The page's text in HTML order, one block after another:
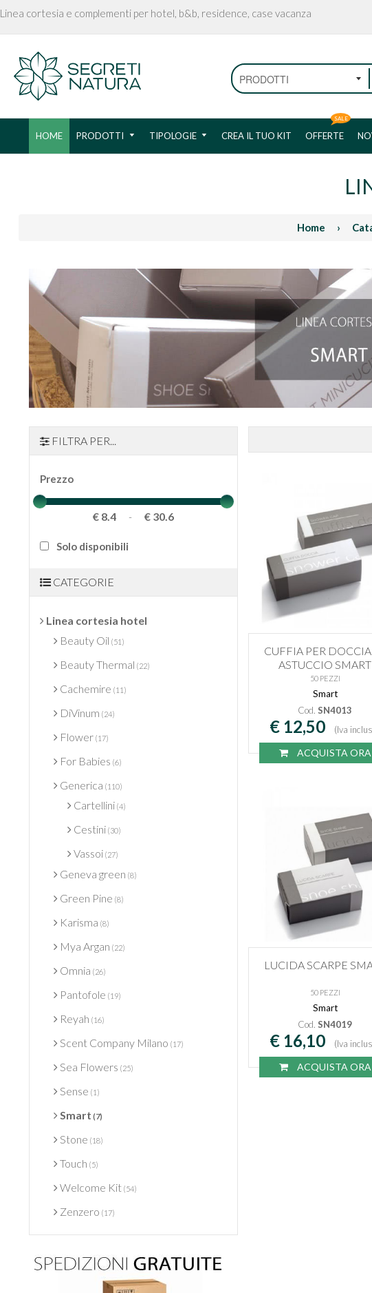
Linea cortesia e complementi per hotel, b&b, residence, case vacanza
HOME PRODOTTI TIPOLOGIE CREA IL TUO KIT OFFERTE
SALE
Home ›
CUFFIA PER
ASTUCCIO SMART
50 PEZZI
Smart
Cod.SN4013
€ 12,50 (Iva
ACQUISTA ORA
LUCIDA SCARPE
50 PEZZI
Smart
Cod.SN4019
€ 16,10 (Iva
ACQUISTA ORA
FILTRA PER...
Prezzo
€ 8.4 - € 30.6
Solo disponibili
CATEGORIE
Linea cortesia hotel
Beauty Oil (51)
Beauty Thermal (22)
Cachemire (11)
DiVinum (24)
Flower(17)
For Babies (6)
Generica (110)
Cartellini (4)
Cestini (30)
Vassoi (27)
Geneva green (8)
Green Pine (8)
Karisma (8)
Mya Argan (22)
Omnia (26)
Pantofole (19)
Reyah (16)
Scent Company Milano (17)
Sea Flowers (25)
Sense (1)
Smart (7)
Stone (18)
Touch (5)
Welcome Kit(54)
Zenzero (17)